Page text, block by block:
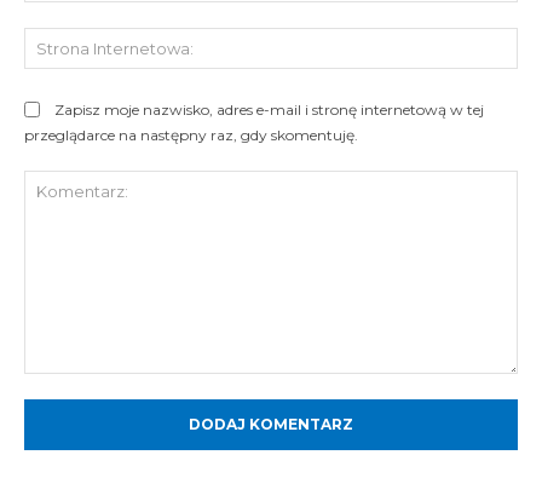
Zapisz moje nazwisko, adres e-mail i stronę internetową w tej
przeglądarce na następny raz, gdy skomentuję.